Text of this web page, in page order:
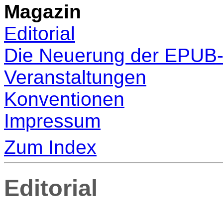
Magazin
Editorial
Die Neuerung der
Veranstaltungen
Konventionen
Impressum
Zum Index
Editorial